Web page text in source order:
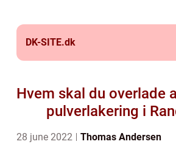
DK-SITE.dk
Hvem skal du overlade
pulverlakering i
28 june 2022 Thomas Andersen